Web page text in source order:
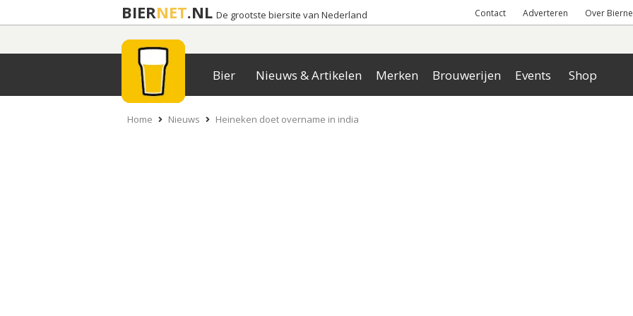
BIERNET.NL De grootste biersite van Nederland Contact Adverteren Over
Bier Nieuws & Artikelen Merken Brouwerijen Events Shop
Home Nieuws Heineken doet overname in india